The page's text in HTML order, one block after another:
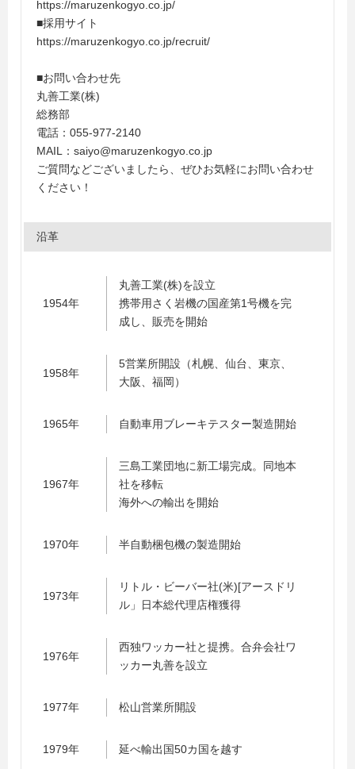
https://maruzenkogyo.co.jp/
■採用サイト
https://maruzenkogyo.co.jp/recruit/
■お問い合わせ先
丸善工業(株)
総務部
電話：055-977-2140
MAIL：saiyo@maruzenkogyo.co.jp
ご質問などございましたら、ぜひお気軽にお問い合わせ
ください！
沿革
1954年
丸善工業(株)を設立
携帯用さく岩機の国産第1号機を完
成し、販売を開始
1958年
5営業所開設（札幌、仙台、東京、
大阪、福岡）
1965年 自動車用ブレーキテスター製造開始
1967年
三島工業団地に新工場完成。同地本
社を移転
海外への輸出を開始
1970年 半自動梱包機の製造開始
1973年
リトル・ビーバー社(米)[アースドリ
ル」日本総代理店権獲得
1976年
西独ワッカー社と提携。合弁会社ワ
ッカー丸善を設立
1977年 松山営業所開設
1979年 延べ輸出国50カ国を越す